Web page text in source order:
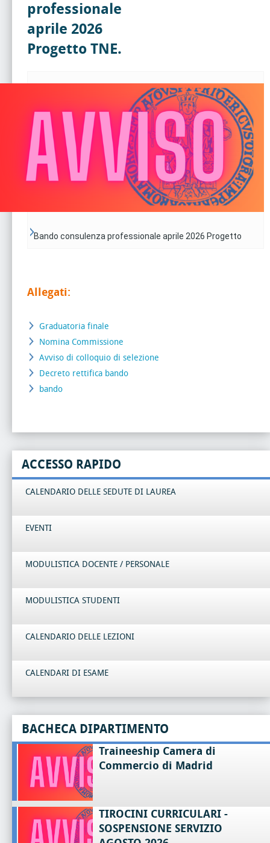
professionale
aprile 2026
Progetto TNE.
Bando consulenza professionale aprile 2026 Progetto
Allegati:
Graduatoria finale
Nomina Commissione
Avviso di colloquio di selezione
Decreto rettifica bando
bando
ACCESSO RAPIDO
CALENDARIO DELLE SEDUTE DI LAUREA
EVENTI
MODULISTICA DOCENTE / PERSONALE
MODULISTICA STUDENTI
CALENDARIO DELLE LEZIONI
CALENDARI DI ESAME
BACHECA DIPARTIMENTO
Traineeship Camera di
Commercio di Madrid
TIROCINI CURRICULARI -
SOSPENSIONE SERVIZIO